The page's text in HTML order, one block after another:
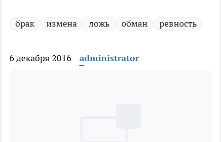
брак измена ложь обман ревность
6 декабря 2016 administrator